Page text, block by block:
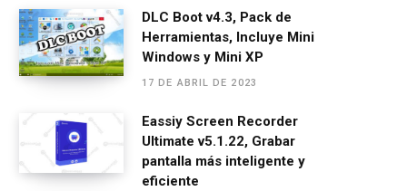
DLC Boot v4.3, Pack de
Herramientas, Incluye Mini
Windows y Mini XP
17 DE ABRIL DE 2023
Eassiy Screen Recorder
Ultimate v5.1.22, Grabar
pantalla más inteligente y
eficiente